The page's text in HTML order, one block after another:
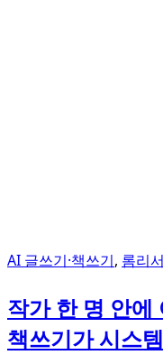
AI 글쓰기·책쓰기, 롬리
작가 한 명 안
책쓰기가 시스